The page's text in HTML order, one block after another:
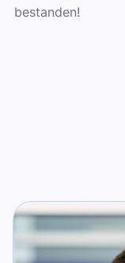
bestanden!